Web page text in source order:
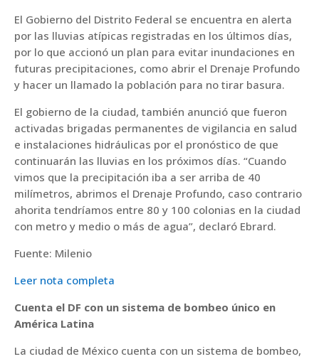
El Gobierno del Distrito Federal se encuentra en alerta
por las lluvias atípicas registradas en los últimos días,
por lo que accionó un plan para evitar inundaciones en
futuras precipitaciones, como abrir el Drenaje Profundo
y hacer un llamado la población para no tirar basura.
El gobierno de la ciudad, también anunció que fueron
activadas brigadas permanentes de vigilancia en salud
e instalaciones hidráulicas por el pronóstico de que
continuarán las lluvias en los próximos días. “Cuando
vimos que la precipitación iba a ser arriba de 40
milímetros, abrimos el Drenaje Profundo, caso contrario
ahorita tendríamos entre 80 y 100 colonias en la ciudad
con metro y medio o más de agua”, declaró Ebrard.
Fuente: Milenio
Leer nota completa
Cuenta el DF con un sistema de bombeo único en
América Latina
La ciudad de México cuenta con un sistema de bombeo,